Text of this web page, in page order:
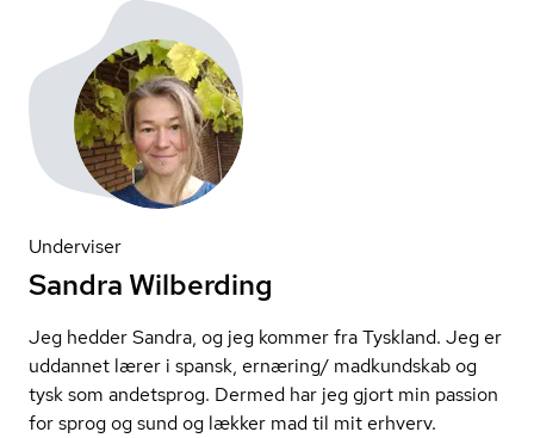
Underviser
Sandra Wilberding
Jeg hedder Sandra, og jeg kommer fra Tyskland. Jeg er
uddannet lærer i spansk, ernæring/ madkundskab og
tysk som andetsprog. Dermed har jeg gjort min passion
for sprog og sund og lækker mad til mit erhverv.